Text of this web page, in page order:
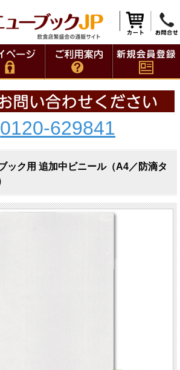
0120-629841
ック用 追加中ビニール（A4／防滴タ